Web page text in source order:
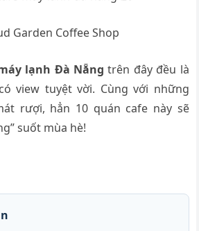
lạnh Đà Nẵng trên đây đều là
view tuyệt vời. Cùng với những
rượi, hẳn 10 quán cafe này sẽ
suốt mùa hè!